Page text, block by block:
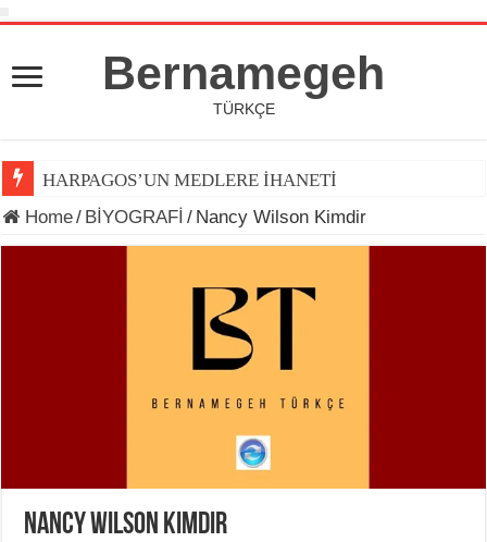
Bernamegeh
TÜRKÇE
HARPAGOS’UN MEDLERE İHANETİ
Home/ BİYOGRAFİ / Nancy Wilson Kimdir
Nancy Wilson Kimdir